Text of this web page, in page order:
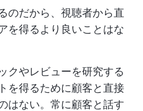
のだから、視聴者から直
を得るより良いことはな
クやレビューを研究する
を得るために顧客と直接
はない。常に顧客と話す